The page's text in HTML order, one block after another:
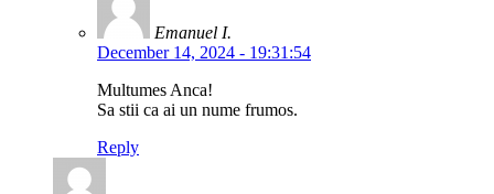
Emanuel I.
December 14, 2024 - 19:31:54
Multumes Anca!
Sa stii ca ai un nume frumos.
Reply